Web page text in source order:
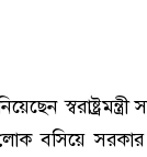
স্বরাষ্ট্রমন্ত্রী
বসিয়ে